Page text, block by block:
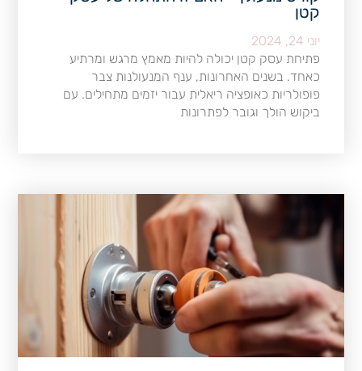
קטן
יוני 24, 2024
פתיחת עסק קטן יכולה להיות מאמץ מרגש ומרתיע
כאחד. בשנים האחרונות, ענף המנעולנות צבר
פופולריות כאופציה ריאלית עבור יזמים מתחילים. עם
ביקוש הולך וגובר לפתרונות